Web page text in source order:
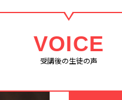
VOICE
受講後の生徒の声